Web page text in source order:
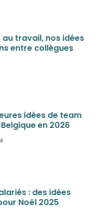
au travail, nos idées
entre collègues
idées de team
en 2026
: des idées
Noël 2025